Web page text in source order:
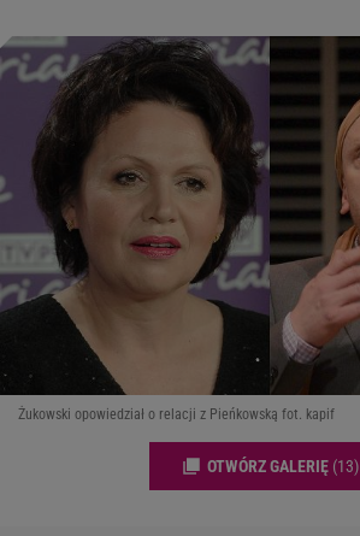
Żukowski opowiedział o relacji z Pieńkowską fot. kapif
OTWÓRZ GALERIĘ (13)